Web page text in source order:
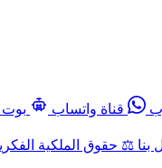
قناة واتساب
بوت
بنا ⚖️ حقوق الملكية